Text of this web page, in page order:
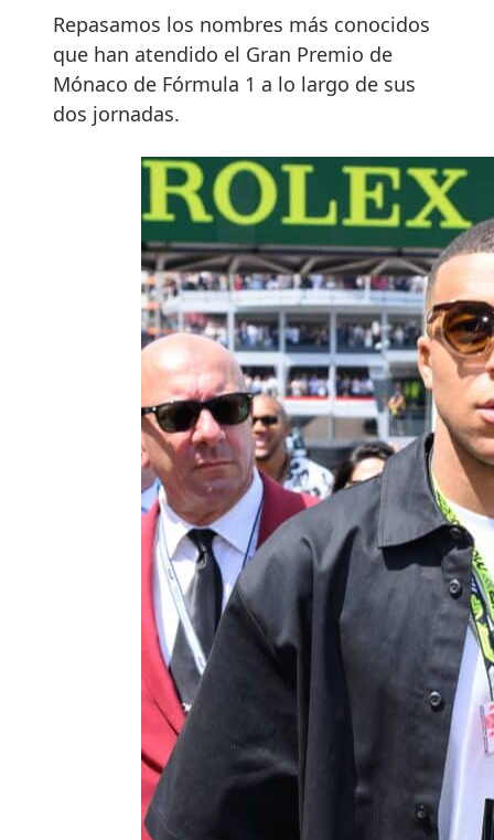
Repasamos los nombres más conocidos
que han atendido el Gran Premio de
Mónaco de Fórmula 1 a lo largo de sus
dos jornadas.